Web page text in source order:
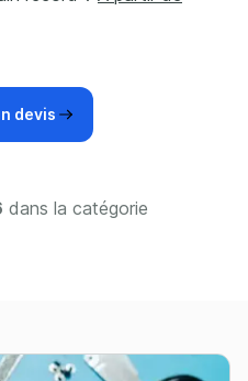
devis
dans la catégorie